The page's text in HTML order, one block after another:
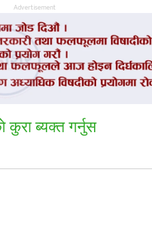
Advertisement
कुरा ब्यक्त गर्नुस